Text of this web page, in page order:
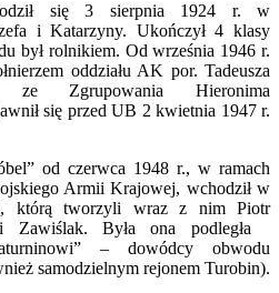
się 3 sierpnia 1924 r. w
i Katarzyny. Ukończył 4 klasy
był rolnikiem. Od września 1946 r.
oddziału AK por. Tadeusza
ze Zgrupowania Hieronima
się przed UB 2 kwietnia 1947 r.
od czerwca 1948 r., w ramach
Armii Krajowej, wchodził w
którą tworzyli wraz z nim Piotr
Zawiślak. Była ona podległa
– dowódcy obwodu
samodzielnym rejonem Turobin).